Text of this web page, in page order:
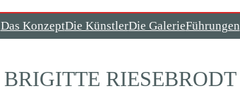
Das KonzeptDie KünstlerDie GalerieFührungen
BRIGITTE RIESEBRODT